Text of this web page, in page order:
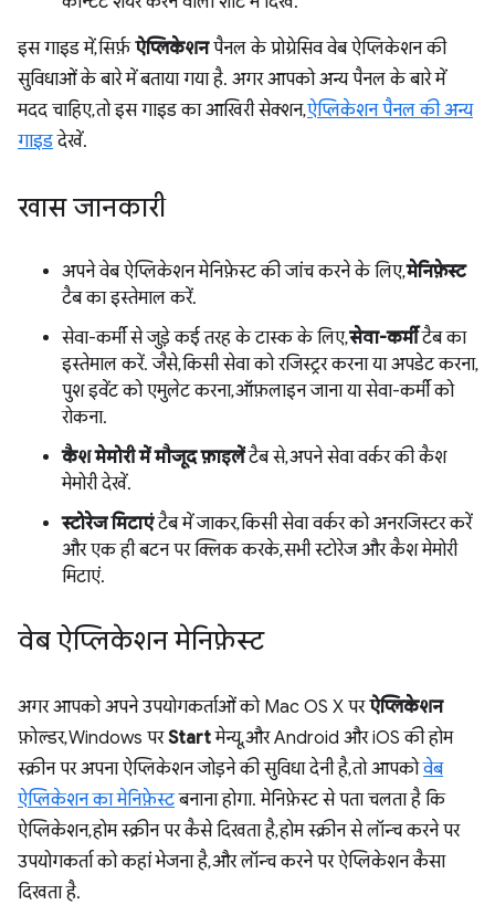
इस गाइड में, सिर्फ़ऐप्लिकेशनपैनल के प्रोग्रेसिव वेब ऐप्लिकेशन की
सुविधाओं के बारे में बताया गया है. अगर आपको अन्य पैनल के बारे में
मदद चाहिए, तो इस गाइड का आखिरी सेक्शन,ऐप्लिकेशन पैनल की अन्य
गाइडदेखें.
खास जानकारी
अपने वेब ऐप्लिकेशन मेनिफ़ेस्ट की जांच करने के लिए,मेनिफ़ेस्ट
टैब का इस्तेमाल करें.
सेवा-कर्मी से जुड़े कई तरह के टास्क के लिए,सेवा-कर्मीटैब का
इस्तेमाल करें. जैसे, किसी सेवा को रजिस्ट्रर करना या अपडेट करना,
पुश इवेंट को एमुलेट करना, ऑफ़लाइन जाना या सेवा-कर्मी को
रोकना.
कैश मेमोरी में मौजूद फ़ाइलेंटैब से, अपने सेवा वर्कर की कैश
मेमोरी देखें.
स्टोरेज मिटाएंटैब में जाकर, किसी सेवा वर्कर को अनरजिस्टर करें
और एक ही बटन पर क्लिक करके, सभी स्टोरेज और कैश मेमोरी
मिटाएं.
वेब ऐप्लिकेशन मेनिफ़ेस्ट
अगर आपको अपने उपयोगकर्ताओं को Mac OS X परऐप्लिकेशन
फ़ोल्डर, Windows परStartमेन्यू, और Android और iOS की होम
स्क्रीन पर अपना ऐप्लिकेशन जोड़ने की सुविधा देनी है, तो आपकोवेब
ऐप्लिकेशन का मेनिफ़ेस्टबनाना होगा. मेनिफ़ेस्ट से पता चलता है कि
ऐप्लिकेशन, होम स्क्रीन पर कैसे दिखता है, होम स्क्रीन से लॉन्च करने पर
उपयोगकर्ता को कहां भेजना है, और लॉन्च करने पर ऐप्लिकेशन कैसा
दिखता है.